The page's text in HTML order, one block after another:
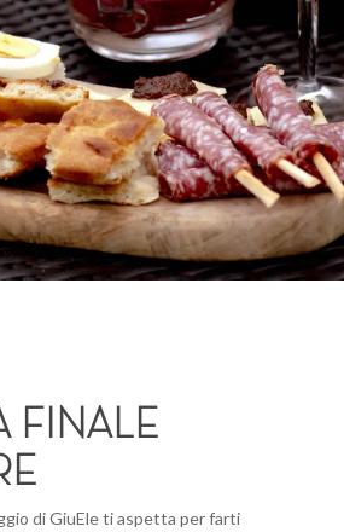
FINALE
di GiuEle ti aspetta per farti